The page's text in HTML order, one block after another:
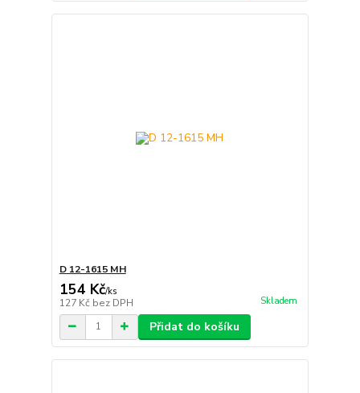
D 12-1615 MH
154 Kč/ks
127 Kč bez DPH Skladem
Přidat do košíku